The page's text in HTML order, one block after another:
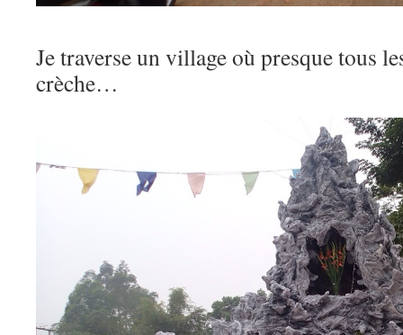
Je traverse un village où presque tous
crèche…